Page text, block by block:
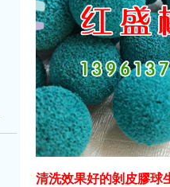
清洗效果好的剝皮膠球生